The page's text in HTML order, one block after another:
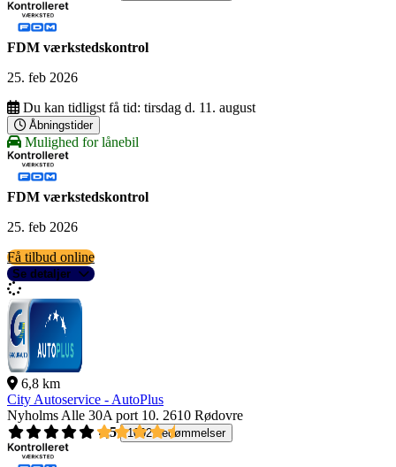
FDM værkstedskontrol
25. feb 2026
Du kan tidligst få tid: tirsdag d. 11. august
Åbningstider
Mulighed for lånebil
FDM værkstedskontrol
25. feb 2026
Få tilbud online
Se detaljer
6,8 km
City Autoservice - AutoPlus
Nyholms Alle 30A port 10. 2610 Rødovre
4,5
1092 bedømmelser